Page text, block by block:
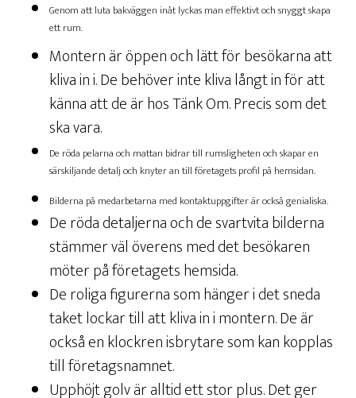
Genom att luta bakväggen inåt lyckas man effektivt och snyggt skapa
ett rum.
Montern är öppen och lätt för besökarna att
kliva in i. De behöver inte kliva långt in för att
känna att de är hos Tänk Om. Precis som det
ska vara.
De röda pelarna och mattan bidrar till rumsligheten och skapar en
särskiljande detalj och knyter an till företagets profil på hemsidan.
Bilderna på medarbetarna med kontaktuppgifter är också genialiska.
De röda detaljerna och de svartvita bilderna
stämmer väl överens med det besökaren
möter på företagets hemsida.
De roliga figurerna som hänger i det sneda
taket lockar till att kliva in i montern. De är
också en klockren isbrytare som kan kopplas
till företagsnamnet.
Upphöjt golv är alltid ett stor plus. Det ger